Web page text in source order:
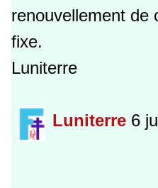
renouvellement de
fixe.
Luniterre
Luniterre 6